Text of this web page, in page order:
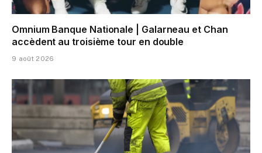
Omnium Banque Nationale | Galarneau et Chan
accèdent au troisième tour en double
9 août 2026